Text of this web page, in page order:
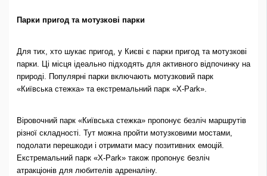
Парки пригод та мотузкові парки
Для тих, хто шукає пригод, у Києві є парки пригод та мотузкові
парки. Ці місця ідеально підходять для активного відпочинку на
природі. Популярні парки включають мотузковий парк
«Київська стежка» та екстремальний парк «X-Park».
Віровочний парк «Київська стежка» пропонує безліч маршрутів
різної складності. Тут можна пройти мотузковими мостами,
подолати перешкоди і отримати масу позитивних емоцій.
Екстремальний парк «X-Park» також пропонує безліч
атракціонів для любителів адреналіну.